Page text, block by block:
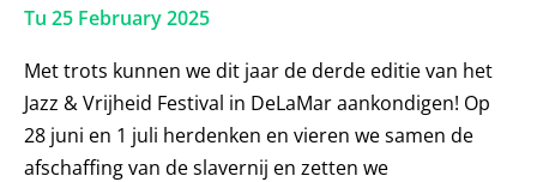
Tu 25 February 2025
Met trots kunnen we dit jaar de derde editie van het
Jazz & Vrijheid Festival in DeLaMar aankondigen! Op
28 juni en 1 juli herdenken en vieren we samen de
afschaffing van de slavernij en zetten we